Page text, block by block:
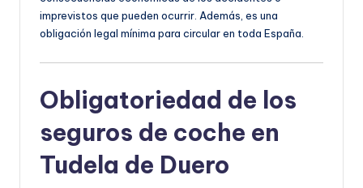
imprevistos que pueden ocurrir. Además, es una
obligación legal mínima para circular en toda España.
Obligatoriedad de los
seguros de coche en
Tudela de Duero